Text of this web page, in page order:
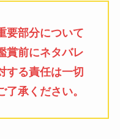
要部分について
賞前にネタバレ
する責任は一切
承ください。